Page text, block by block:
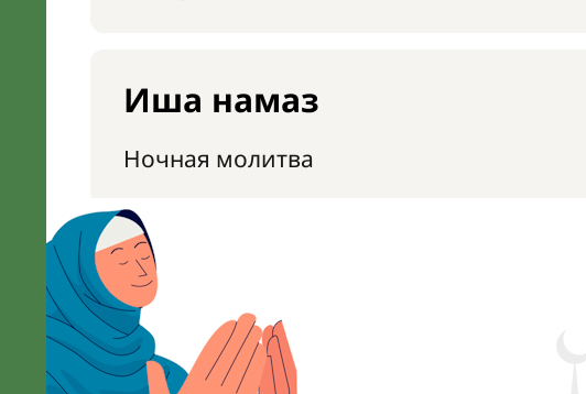
Иша намаз
Ночная молитва